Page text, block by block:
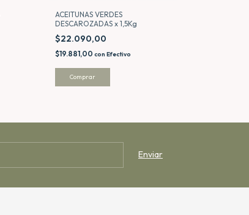
ACEITUNAS VERDES
DESCAROZADAS x 1,5Kg
$22.090,00
$19.881,00 con Efectivo